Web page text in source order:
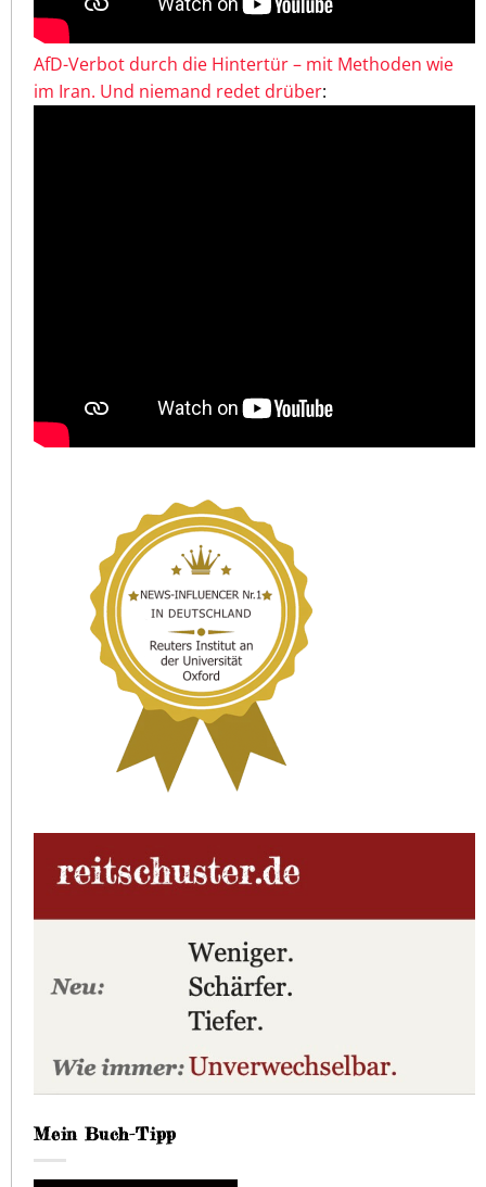
AfD-Verbot durch die Hintertür – mit Methoden wie
im Iran. Und niemand redet drüber:
Mein Buch-Tipp